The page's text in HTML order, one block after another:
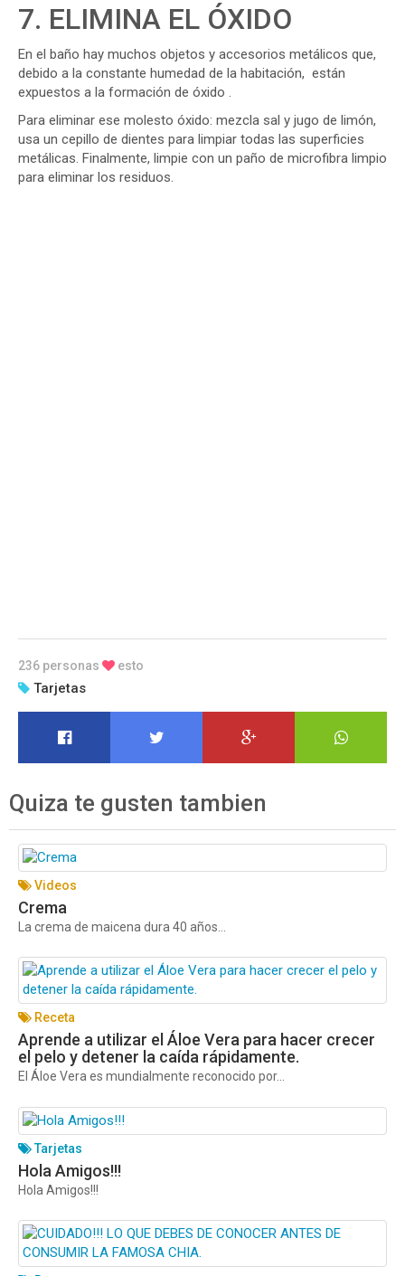
7. ELIMINA EL ÓXIDO
En el baño hay muchos objetos y accesorios metálicos que,
debido a la constante humedad de la habitación, están
expuestos a la formación de óxido .
Para eliminar ese molesto óxido: mezcla sal y jugo de limón,
usa un cepillo de dientes para limpiar todas las superficies
metálicas. Finalmente, limpie con un paño de microfibra limpio
para eliminar los residuos.
236 personas esto
Tarjetas
Quiza te gusten tambien
Videos
Crema
La crema de maicena dura 40 años...
Receta
Aprende a utilizar el Áloe Vera para hacer crecer
el pelo y detener la caída rápidamente.
El Áloe Vera es mundialmente reconocido por...
Tarjetas
Hola Amigos!!!
Hola Amigos!!!